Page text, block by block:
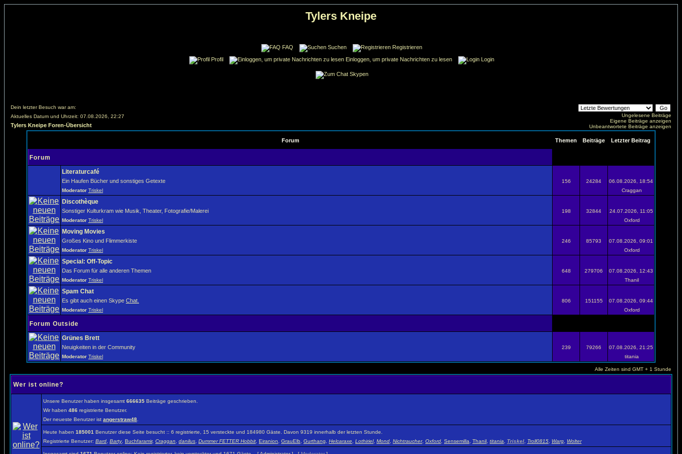
Tylers Kneipe
FAQ Suchen
Registrieren
Profil
Einloggen, um private Nachrichten zu lesen Login
Skypen
Dein letzter Besuch war am:
Aktuelles Datum und Uhrzeit: 07.08.2026, 22:27
Tylers Kneipe Foren-Übersicht
Ungelesene Beiträge
Eigene Beiträge anzeigen
Unbeantwortete Beiträge anzeigen
Forum Themen Beiträge Letzter Beitrag
Forum
Literaturcafé
Ein Haufen Bücher und sonstiges Getexte
Moderator Triskel
156 24284
06.08.2026, 18:54
Craggan
Discothèque
Sonstiger Kulturkram wie Musik, Theater, Fotografie/Malerei
Moderator Triskel
198 32844
24.07.2026, 11:05
Oxford
Moving Movies
Großes Kino und Flimmerkiste
Moderator Triskel
246 85793
07.08.2026, 09:01
Oxford
Special: Off-Topic
Das Forum für alle anderen Themen
Moderator Triskel
648 279706
07.08.2026, 12:43
Thanil
Spam Chat
Es gibt auch einen Skype Chat.
Moderator Triskel
806 151155
07.08.2026, 09:44
Oxford
Forum Outside
Grünes Brett
Neuigkeiten in der Community
Moderator Triskel
239 79266
07.08.2026, 21:25
titania
Alle Zeiten sind GMT + 1 Stunde
Wer ist online?
Unsere Benutzer haben insgesamt 666635 Beiträge geschrieben.
Wir haben 486 registrierte Benutzer.
Der neueste Benutzer ist angerstraw48
Heute haben 185001 Benutzer diese Seite besucht :: 6 registrierte, 15 versteckte und 184980 Gäste. Davon 9319 innerhalb der letzten Stunde.
Registrierte Benutzer: Bard Barty, Buchfaramir, Craggan danilus Dummer FETTER Hobbit Eiranion GrauElb Gurthang Helcaraxe Lothiriel, Mond Nichtraucher, Oxford Sensemilla Thanil titania Triskel Troll0815 Warg Wolter